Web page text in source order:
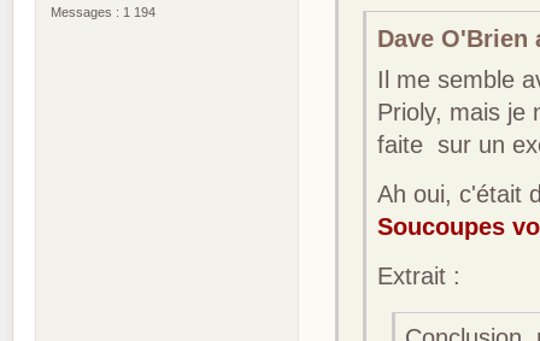
Messages : 1 194
Dave O'Brien
Il me semble
Prioly, mais je
faite sur un
Ah oui, c'était
Soucoupes
Extrait :